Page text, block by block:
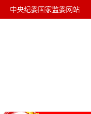
中央纪委国家监委网站